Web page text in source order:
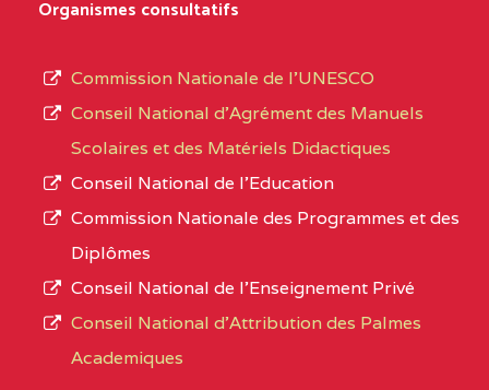
NORD
MERI
EXTREME-
NORD
CETIC DE LOULOU
0CN1TEFD101094115
EXTREME-
NORD
0EI1TEFD100495110
type
L’offre
d’éducation
de
Organismes consultatifs
Commission Nationale de l’UNESCO
Conseil National d’Agrément des Manuels
Scolaires et des Matériels Didactiques
Conseil National de l’Education
Commission Nationale des Programmes et des
Diplômes
Conseil National de l’Enseignement Privé
Conseil National d'Attribution des Palmes
Academiques